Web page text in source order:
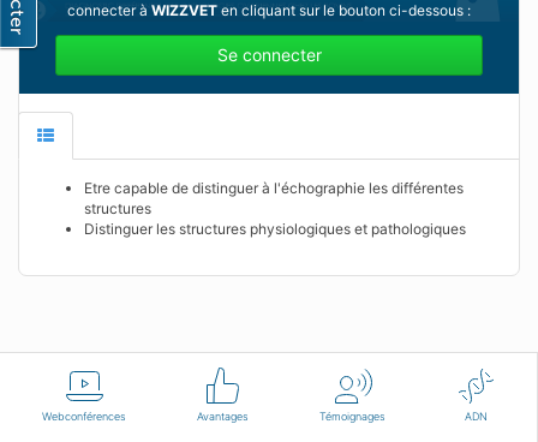
Webconférences Avantages Témoignages ADN
connecter à WIZZVET en cliquant sur le bouton ci-dessous :
Se connecter
Etre capable de distinguer à l'échographie les différentes
structures
Distinguer les structures physiologiques et pathologiques
Français Conditions d'utilisation Nous contacter